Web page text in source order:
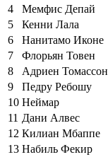
4
Мемфис Депай
5
Кенни Лала
6
Нанитамо Иконе
7
Флорьян Товен
8
Адриен Томассон
9
Педру Ребошу
10 Неймар
11 Дани Алвес
12 Килиан Мбаппе
13 Набиль Фекир